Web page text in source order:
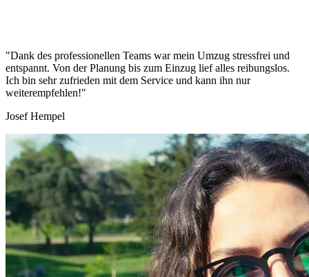
"Dank des professionellen Teams war mein Umzug stressfrei und
entspannt. Von der Planung bis zum Einzug lief alles reibungslos.
Ich bin sehr zufrieden mit dem Service und kann ihn nur
weiterempfehlen!"
Josef Hempel